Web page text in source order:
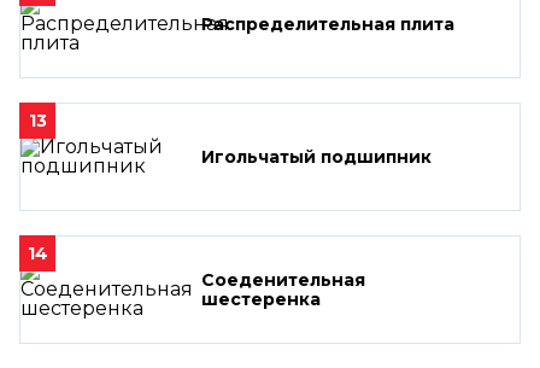
Распределительная плита
13
Игольчатый подшипник
14
Соеденительная
шестеренка